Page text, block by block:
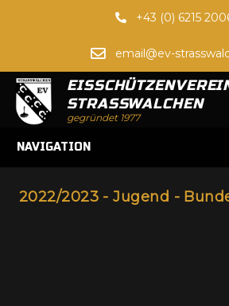
+43 (0) 6215
email@ev-
STRASSWALCHEN
gegründet 1977
NAVIGATION
2022/2023 - Jugend -